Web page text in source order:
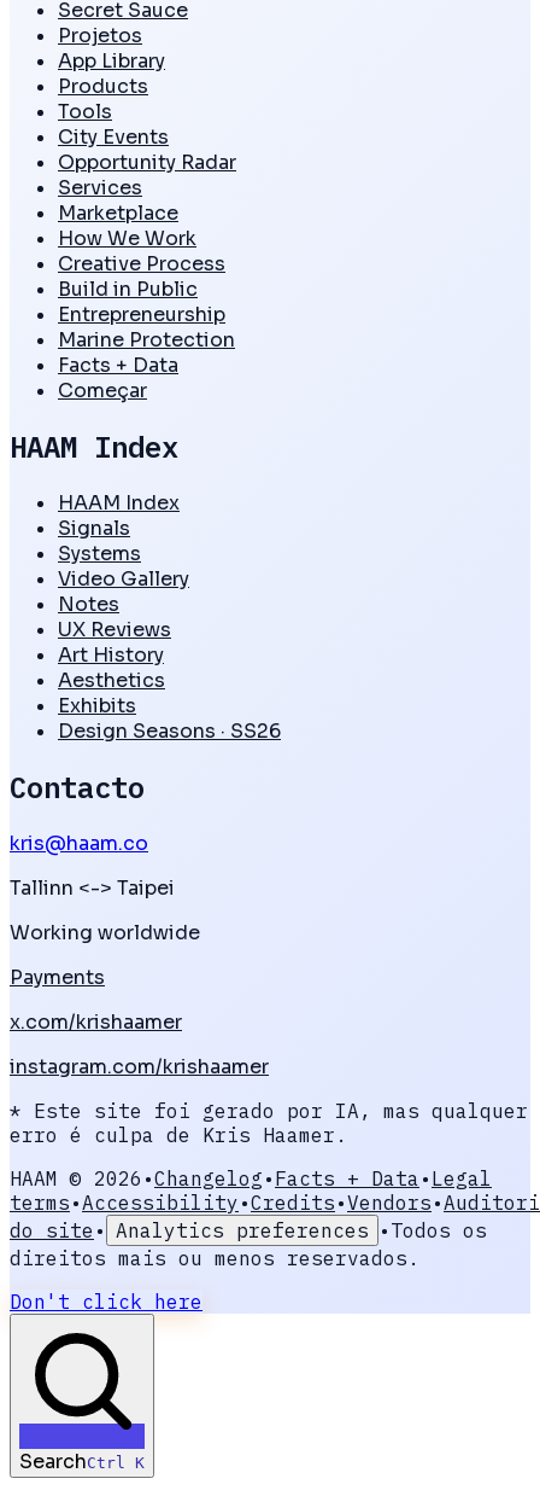
Secret Sauce
Projetos
App Library
Products
Tools
City Events
Opportunity Radar
Services
Marketplace
How We Work
Creative Process
Build in Public
Entrepreneurship
Marine Protection
Facts + Data
Começar
HAAM Index
HAAM Index
Signals
Systems
Video Gallery
Notes
UX Reviews
Art History
Aesthetics
Exhibits
Design Seasons · SS26
Contacto
kris@haam.co
Tallinn <-> Taipei
Working worldwide
Payments
x.com/krishaamer
instagram.com/krishaamer
* Este site foi gerado por IA, mas qualquer
erro é culpa de Kris Haamer.
HAAM © 2026 •Changelog • Facts + Data • Legal
terms • Accessibility •Credits •Vendors •
do site • Analytics preferences • Todos os
direitos mais ou menos reservados.
Don't click here
SearchCtrl K